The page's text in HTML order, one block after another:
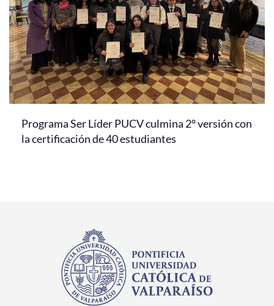
Programa Ser Líder PUCV culmina 2° versión con
la certificación de 40 estudiantes